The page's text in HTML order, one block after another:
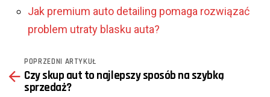
Jak premium auto detailing pomaga rozwiązać
problem utraty blasku auta?
more
POPRZEDNI ARTYKUŁ
Czy skup aut to najlepszy sposób na szybką
sprzedaż?